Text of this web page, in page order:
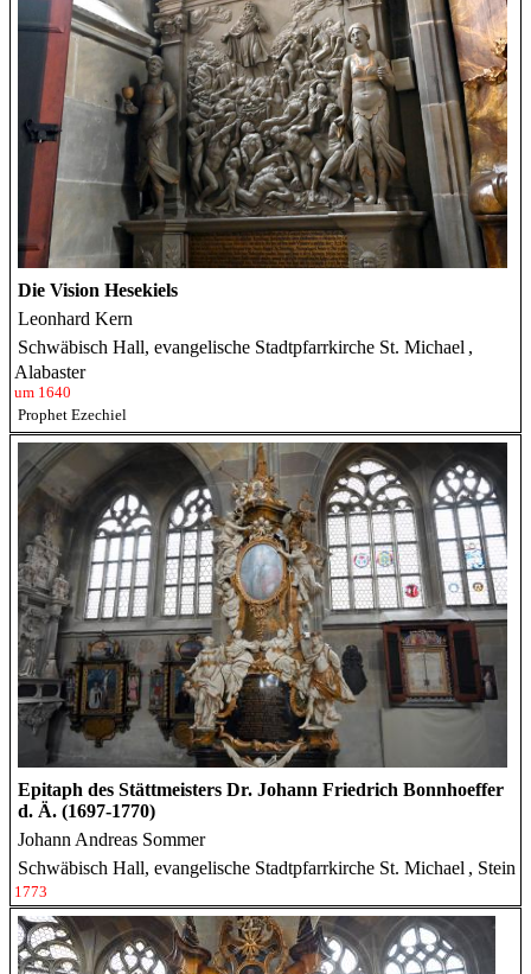
Die Vision Hesekiels
Leonhard Kern
Schwäbisch Hall, evangelische Stadtpfarrkirche St. Michael ,
Alabaster
um 1640
Prophet Ezechiel
Epitaph des Stättmeisters Dr. Johann Friedrich Bonnhoeffer
d. Ä. (1697-1770)
Johann Andreas Sommer
Schwäbisch Hall, evangelische Stadtpfarrkirche St. Michael , Stein
1773